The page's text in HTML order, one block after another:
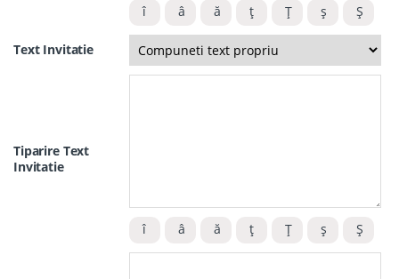
Text Invitatie
Tiparire Text
Invitatie